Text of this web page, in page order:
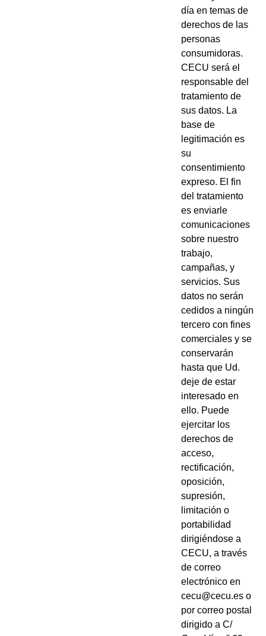
día en temas de
derechos de las
personas
consumidoras.
CECU será el
responsable del
tratamiento de
sus datos. La
base de
legitimación es
su
consentimiento
expreso. El fin
del tratamiento
es enviarle
comunicaciones
sobre nuestro
trabajo,
campañas, y
servicios. Sus
datos no serán
cedidos a ningún
tercero con fines
comerciales y se
conservarán
hasta que Ud.
deje de estar
interesado en
ello. Puede
ejercitar los
derechos de
acceso,
rectificación,
oposición,
supresión,
limitación o
portabilidad
dirigiéndose a
CECU, a través
de correo
electrónico en
cecu@cecu.es o
por correo postal
dirigido a C/